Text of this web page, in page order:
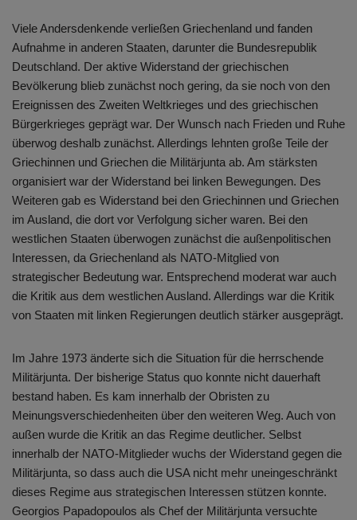
Viele Andersdenkende verließen Griechenland und fanden
Aufnahme in anderen Staaten, darunter die Bundesrepublik
Deutschland. Der aktive Widerstand der griechischen
Bevölkerung blieb zunächst noch gering, da sie noch von den
Ereignissen des Zweiten Weltkrieges und des griechischen
Bürgerkrieges geprägt war. Der Wunsch nach Frieden und Ruhe
überwog deshalb zunächst. Allerdings lehnten große Teile der
Griechinnen und Griechen die Militärjunta ab. Am stärksten
organisiert war der Widerstand bei linken Bewegungen. Des
Weiteren gab es Widerstand bei den Griechinnen und Griechen
im Ausland, die dort vor Verfolgung sicher waren. Bei den
westlichen Staaten überwogen zunächst die außenpolitischen
Interessen, da Griechenland als NATO-Mitglied von
strategischer Bedeutung war. Entsprechend moderat war auch
die Kritik aus dem westlichen Ausland. Allerdings war die Kritik
von Staaten mit linken Regierungen deutlich stärker ausgeprägt.
Im Jahre 1973 änderte sich die Situation für die herrschende
Militärjunta. Der bisherige Status quo konnte nicht dauerhaft
bestand haben. Es kam innerhalb der Obristen zu
Meinungsverschiedenheiten über den weiteren Weg. Auch von
außen wurde die Kritik an das Regime deutlicher. Selbst
innerhalb der NATO-Mitglieder wuchs der Widerstand gegen die
Militärjunta, so dass auch die USA nicht mehr uneingeschränkt
dieses Regime aus strategischen Interessen stützen konnte.
Georgios Papadopoulos als Chef der Militärjunta versuchte